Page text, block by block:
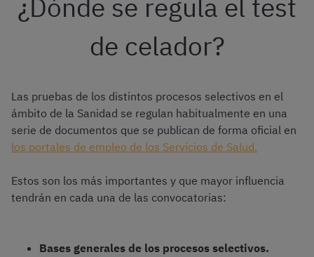
¿Dónde se regula el test
de celador?
Las pruebas de los distintos procesos selectivos en el
ámbito de la Sanidad se regulan habitualmente en una
serie de documentos que se publican de forma oficial en
los portales de empleo de los Servicios de Salud.
Estos son los más importantes y que mayor influencia
tendrán en cada una de las convocatorias:
Bases generales de los procesos selectivos.